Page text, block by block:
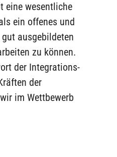
eine wesentliche
ein offenes und
ausgebildeten
zu können.
der Integrations-
der
im Wettbewerb